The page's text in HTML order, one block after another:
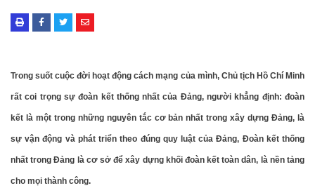
Trong suốt cuộc đời hoạt động cách mạng của mình, Chủ tịch Hồ Chí Minh
rất coi trọng sự đoàn kết thống nhất của Đảng, người khẳng định: đoàn
kết là một trong những nguyên tắc cơ bản nhất trong xây dựng Đảng, là
sự vận động và phát triển theo đúng quy luật của Đảng, Đoàn kết thống
nhất trong Đảng là cơ sở để xây dựng khối đoàn kết toàn dân, là nền tảng
cho mọi thành công.